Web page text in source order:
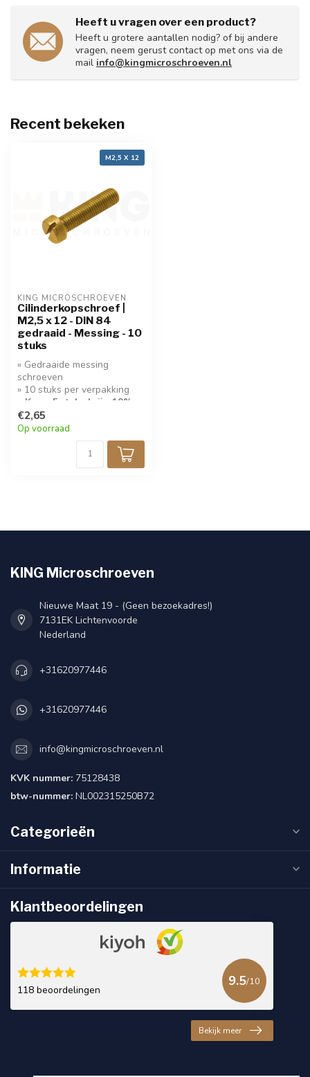
Heeft u vragen over een product?
Heeft u grotere aantallen nodig? of bij andere
vragen, neem gerust contact op met ons via de
mail info@kingmicroschroeven.nl
Recent bekeken
M2,5 X 12
KING MICROSCHROEVEN
Cilinderkopschroef |
M2,5 x 12 - DIN 84
gedraaid - Messing - 10
stuks
» Gedraaide messing
schroeven
» 10 stuks per verpakking
» Koop 5 stuks krijg 10%
korting!
€2,65
Op voorraad
KING Microschroeven
Nieuwe Maat 19 - (Geen bezoekadres!)
7131EK Lichtenvoorde
Nederland
+31620977446
+31620977446
info@kingmicroschroeven.nl
KVK nummer: 75128438
btw-nummer: NL002315250B72
Categorieën
Informatie
Klantbeoordelingen
118 beoordelingen
9.5/10
Bekijk meer